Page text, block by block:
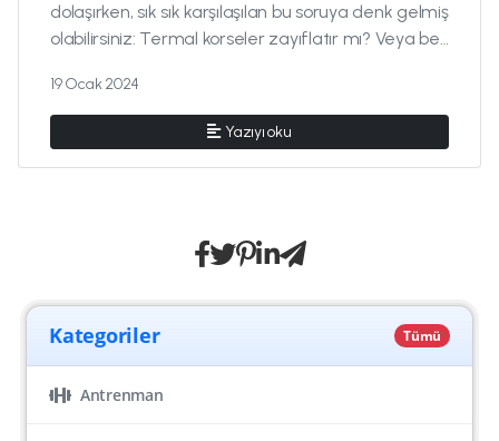
Kategoriler Tümü
Antrenman
dolaşırken, sık sık karşılaşılan bu soruya denk gelmiş
olabilirsiniz: Termal korseler zayıflatır mı? Veya bel
19 Ocak 2024
Yazıyı oku